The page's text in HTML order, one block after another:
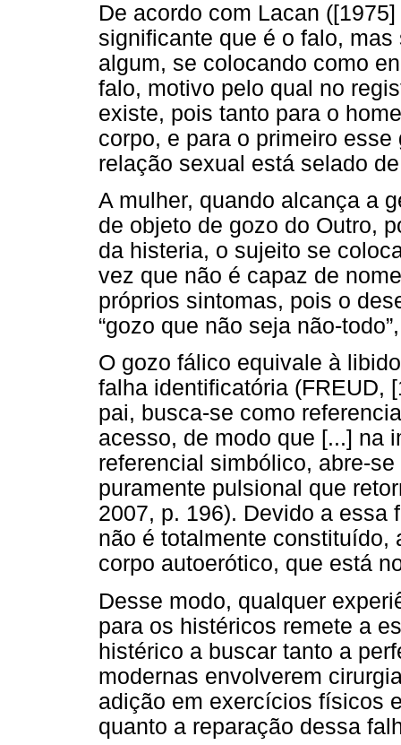
De acordo com Lacan
significante que é o falo,
algum, se colocando como
falo, motivo pelo qual no
existe, pois tanto para o
corpo, e para o primeiro
relação sexual está selado
A mulher, quando alcança a
de objeto de gozo do Outro,
da histeria, o sujeito se
vez que não é capaz de
próprios sintomas, pois o
“gozo que não seja não-
O gozo fálico equivale à
falha identificatória (FREUD,
pai, busca-se como
acesso, de modo que [...] na
referencial simbólico, abre-
puramente pulsional que
2007, p. 196). Devido a essa
não é totalmente constituído,
corpo autoerótico, que está
Desse modo, qualquer
para os histéricos remete a
histérico a buscar tanto a
modernas envolverem
adição em exercícios físicos
quanto a reparação dessa